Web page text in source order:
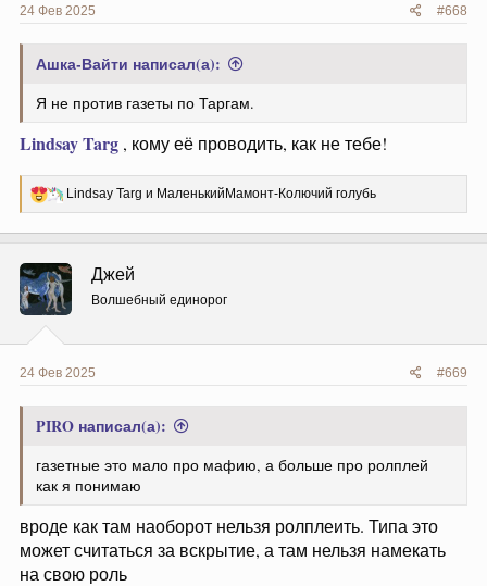
24 Фев 2025 #668
Ашка-Вайти написал(а):
Я не против газеты по Таргам.
Lindsay Targ , кому её проводить, как не тебе!
Р
е
ц
и
:
Lindsay Targ и МаленькийМамонт-Колючий голубь
Джей
Волшебный единорог
24 Фев 2025 #669
PIRO написал(а):
газетные это мало про мафию, а больше про ролплей
как я понимаю
вроде как там наоборот нельзя ролплеить. Типа это
может считаться за вскрытие, а там нельзя намекать
на свою роль